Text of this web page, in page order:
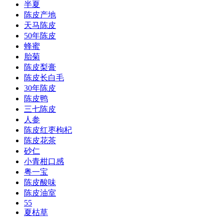
半夏
陈皮产地
天马陈皮
50年陈皮
蜂蜜
胎菊
陈皮梨膏
陈皮长白毛
30年陈皮
陈皮鸭
三七陈皮
人参
陈皮红枣枸杞
陈皮花茶
砂仁
小青柑口感
粤一宝
陈皮酸味
陈皮油室
55
夏枯草